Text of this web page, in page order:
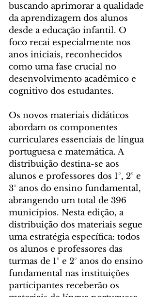
buscando aprimorar a qualidade
da aprendizagem dos alunos
desde a educação infantil. O
foco recai especialmente nos
anos iniciais, reconhecidos
como uma fase crucial no
desenvolvimento acadêmico e
cognitivo dos estudantes.
Os novos materiais didáticos
abordam os componentes
curriculares essenciais de língua
portuguesa e matemática. A
distribuição destina-se aos
alunos e professores dos 1°, 2° e
3° anos do ensino fundamental,
abrangendo um total de 396
municípios. Nesta edição, a
distribuição dos materiais segue
uma estratégia específica: todos
os alunos e professores das
turmas de 1° e 2° anos do ensino
fundamental nas instituições
participantes receberão os